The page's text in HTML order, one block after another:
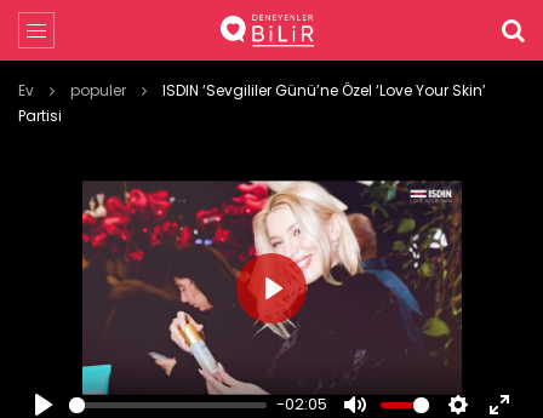
Ev populer
ISDIN ‘Sevgililer Günü’ne Özel ‘Love Your Skin’
Partisi
-02:05
PLAY